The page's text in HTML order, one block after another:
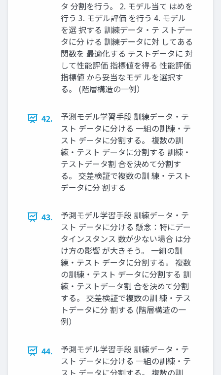
タ 分割を行う。 2. モデル当て はめを
行う 3. モデル評価 を行う 4. モデル
を選 択する 訓練データ・テ ストデー
タに分 ける 訓練データに対 してある
関数を 最適化する テストデータに 対
して性能評価 指標値を得る 性能評価
指標値 から妥当なモデ ルを選択す
る。 (階層構造の一例）
42.
予測モデル学習手段 訓練データ・テ
スト データに分ける 一組の訓練・テ
スト データに分割する。 複数の訓
練・テスト データに分割する 訓練・
テストデータ割 合を決めて分割す
る。 交差検証で複数の訓 練・テスト
データに分 割する
43.
予測モデル学習手段 訓練データ・テ
スト データに分ける 懸念：特にデー
タインスタンス 数が少ない場合 は分
け方の影響 が大きそう。 一組の訓
練・テスト データに分割する。 複数
の訓練・テスト データに分割する 訓
練・テストデータ割 合を決めて分割
する。 交差検証で複数の訓 練・テス
トデータに分 割する (階層構造の一
例）
44.
予測モデル学習手段 訓練データ・テ
スト データに分ける 一組の訓練・テ